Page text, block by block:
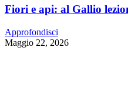
Fiori e api: al Gallio
Approfondisci
Maggio 22, 2026